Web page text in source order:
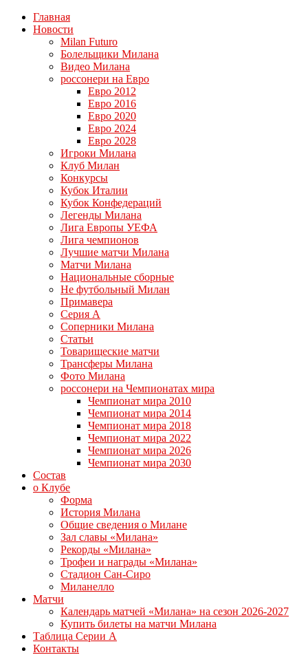
Главная
Новости
Milan Futuro
Болельщики Милана
Видео Милана
россонери на Евро
Евро 2012
Евро 2016
Евро 2020
Евро 2024
Евро 2028
Игроки Милана
Клуб Милан
Конкурсы
Кубок Италии
Кубок Конфедераций
Легенды Милана
Лига Европы УЕФА
Лига чемпионов
Лучшие матчи Милана
Матчи Милана
Национальные сборные
Не футбольный Милан
Примавера
Серия А
Соперники Милана
Статьи
Товарищеские матчи
Трансферы Милана
Фото Милана
россонери на Чемпионатах мира
Чемпионат мира 2010
Чемпионат мира 2014
Чемпионат мира 2018
Чемпионат мира 2022
Чемпионат мира 2026
Чемпионат мира 2030
Состав
о Клубе
Форма
История Милана
Общие сведения о Милане
Зал славы «Милана»
Рекорды «Милана»
Трофеи и награды «Милана»
Стадион Сан-Сиро
Миланелло
Матчи
Календарь матчей «Милана» на сезон 2026-2027
Купить билеты на матчи Милана
Таблица Серии А
Контакты